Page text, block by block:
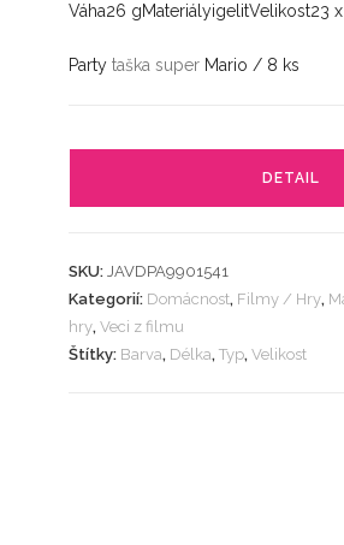
Váha26 gMateriályigelitVelikost23
Partytaška super Mario / 8 ks
DETAIL
SKU:JAVDPA9901541
Kategorií: Domácnost, Filmy / Hry,
hry,Veci z filmu
Štítky: Barva, Délka,Typ,Velikost